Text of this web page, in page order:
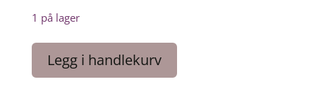
1 på lager
Glassperler
offwhite
Legg i handlekurv